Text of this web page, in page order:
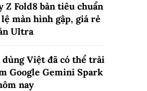
Z Fold8 bản tiêu chuẩn
màn hình gập, giá rẻ
Ultra
dùng Việt đã có thể trải
Google Gemini Spark
nay